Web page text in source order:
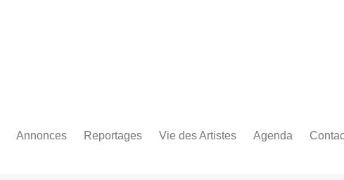
Annonces Reportages Vie des Artistes Agenda